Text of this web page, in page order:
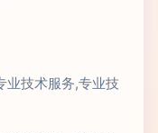
业技术服务,专业技